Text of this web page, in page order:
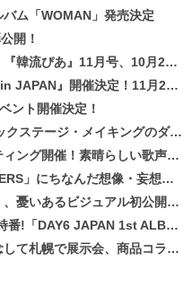
ム「WOMAN」発売決定
開！
』11月号、10月22日（月）発売！
！11月21、22日にパシフィコ横浜にて実施
ント開催決定！
メイキングのダイジェスト映像が公開！
素晴らしい歌声に癒される贅沢な時間
んだ想像・妄想企画がスタート！
!! 主役リョウク、SHIN、KENらのコメントが到着！
「UNLOCK」発売記念 ライブ@ニコ生」を配信決定!
で展示会、商品コラボが実現！！